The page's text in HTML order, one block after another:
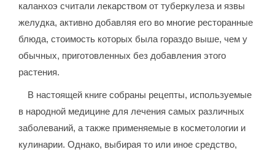
каланхоэ считали лекарством от туберкулеза и язвы
желудка, активно добавляя его во многие ресторанные
блюда, стоимость которых была гораздо выше, чем у
обычных, приготовленных без добавления этого
растения.
В настоящей книге собраны рецепты, используемые
в народной медицине для лечения самых различных
заболеваний, а также применяемые в косметологии и
кулинарии. Однако, выбирая то или иное средство,